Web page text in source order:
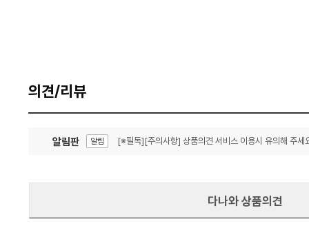
의견/리뷰
알림판 알림 [※필독][주의사항] 상품의견 서비스 이용시 유의해 주세
다나와 상품의견